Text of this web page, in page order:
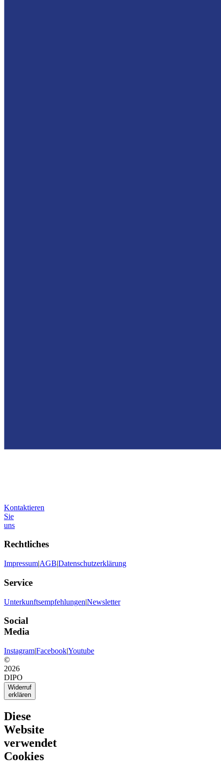
Kontaktieren
Sie
uns
Rechtliches
Impressum|AGB|Datenschutzerklärung
Service
Unterkunftsempfehlungen|Newsletter
Social
Media
Instagram|Facebook|Youtube
©
2026
DIPO
Widerruf
erklären
Diese
Website
verwendet
Cookies